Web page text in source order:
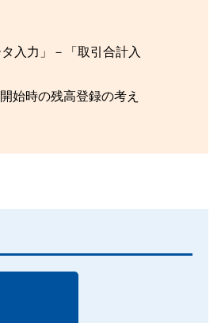
入力」－「取引合計入
始時の残高登録の考え